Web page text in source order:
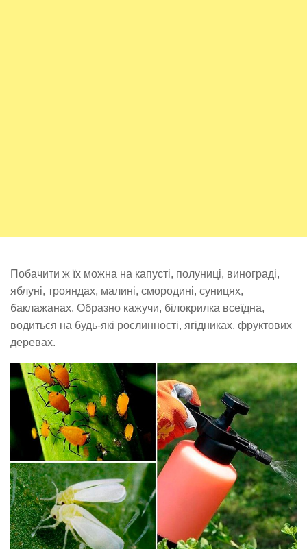
Побачити ж їх можна на капусті, полуниці, винограді,
яблуні, трояндах, малині, смородині, суницях,
баклажанах. Образно кажучи, білокрилка всеїдна,
водиться на будь-які рослинності, ягідниках, фруктових
деревах.